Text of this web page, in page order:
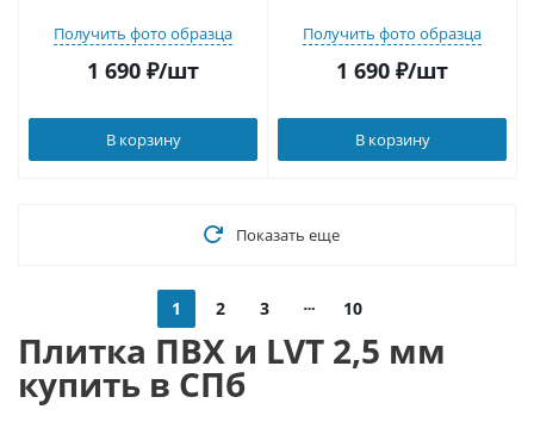
Получить фото образца
1 690 ₽/шт
В корзину
Получить фото образца
1 690 ₽/шт
В корзину
Показать еще
1 2 3 10
Плитка ПВХ и LVT 2,5 мм
купить в СПб